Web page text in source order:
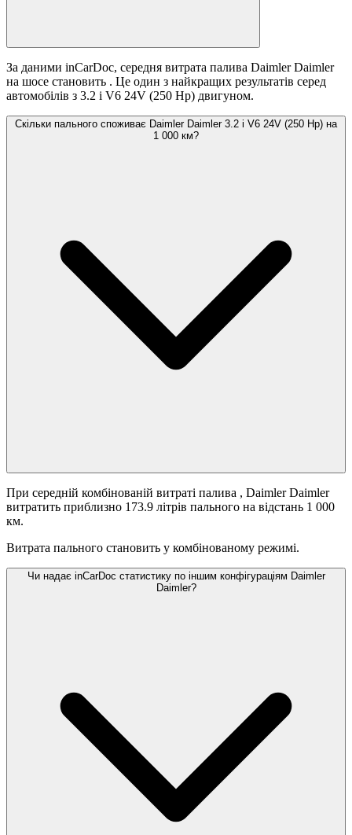
За даними inCarDoc, середня витрата палива Daimler Daimler
на шосе становить . Це один з найкращих результатів серед
автомобілів з 3.2 i V6 24V (250 Hp) двигуном.
Скільки пального споживає Daimler Daimler 3.2 i V6 24V (250 Hp) на
1 000 км?
При середній комбінованій витраті палива , Daimler Daimler
витратить приблизно 173.9 літрів пального на відстань 1 000
км.
Витрата пального становить у комбінованому режимі.
Чи надає inCarDoc статистику по іншим конфігураціям Daimler
Daimler?